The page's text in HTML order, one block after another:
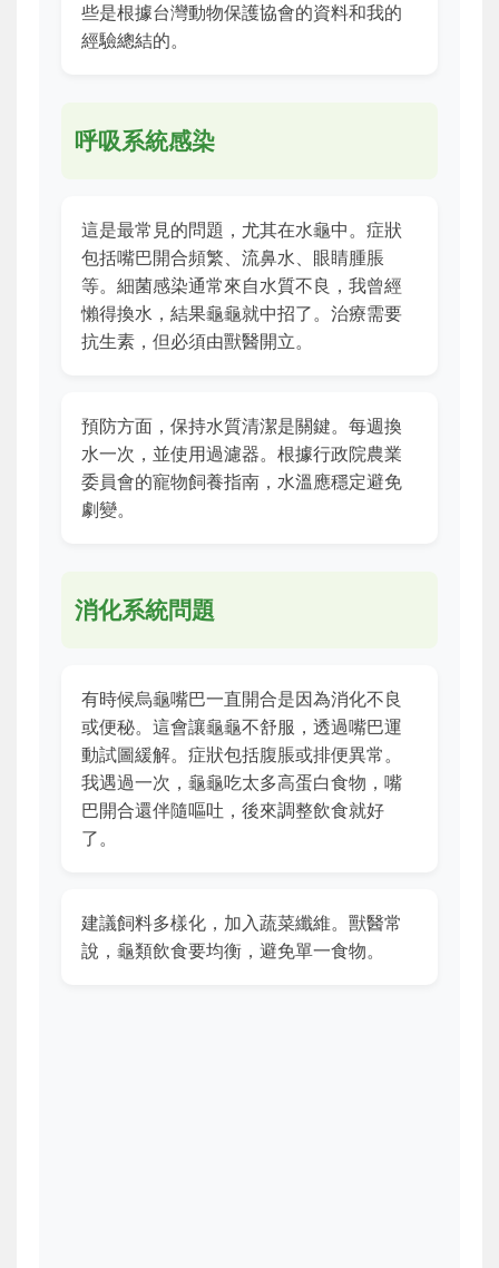
些是根據台灣動物保護協會的資料和我的
經驗總結的。
呼吸系統感染
這是最常見的問題，尤其在水龜中。症狀
包括嘴巴開合頻繁、流鼻水、眼睛腫脹
等。細菌感染通常來自水質不良，我曾經
懶得換水，結果龜龜就中招了。治療需要
抗生素，但必須由獸醫開立。
預防方面，保持水質清潔是關鍵。每週換
水一次，並使用過濾器。根據行政院農業
委員會的寵物飼養指南，水溫應穩定避免
劇變。
消化系統問題
有時候烏龜嘴巴一直開合是因為消化不良
或便秘。這會讓龜龜不舒服，透過嘴巴運
動試圖緩解。症狀包括腹脹或排便異常。
我遇過一次，龜龜吃太多高蛋白食物，嘴
巴開合還伴隨嘔吐，後來調整飲食就好
了。
建議飼料多樣化，加入蔬菜纖維。獸醫常
說，龜類飲食要均衡，避免單一食物。